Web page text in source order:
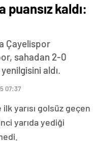
kaldı:
Çayelispor
sahadan 2-0
aldı.
07:37
yarısı golsüz geçen
yarıda yediği